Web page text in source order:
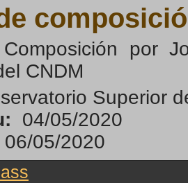
por
CNDM
Superior
04/05/2020
06/05/2020